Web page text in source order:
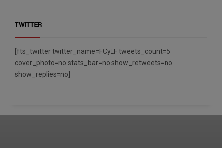
TWITTER
[fts_twitter twitter_name=FCyLF tweets_count=5
cover_photo=no stats_bar=no show_retweets=no
show_replies=no]